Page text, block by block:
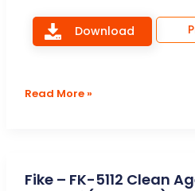
Download
ReedFOX
5112)
Read More »
Fike – FK-5112 Clean